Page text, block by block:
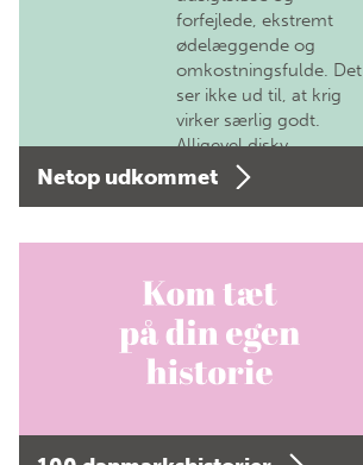
forfejlede, ekstremt
ødelæggende og
omkostningsfulde. Det
ser ikke ud til, at krig
virker særlig godt.
Alligevel diskv…
Netop udkommet